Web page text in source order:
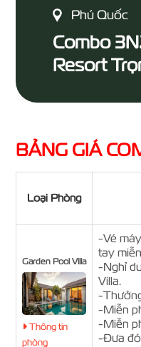
Phú Quốc
Combo
Resort
BẢNG GIÁ
Loại Phòng
Garden Pool Villa
Thông tin
phòng
-Vé
tay
-Nghỉ
Villa.
-
-Miễn
-Miễn
-Đưa